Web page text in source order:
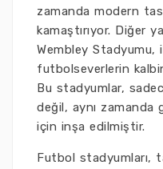
zamanda modern
kamaştırıyor. Diğer
Wembley Stadyumu,
futbolseverlerin
Bu stadyumlar,
değil, aynı zamanda
için inşa edilmiştir.
Futbol stadyumları,